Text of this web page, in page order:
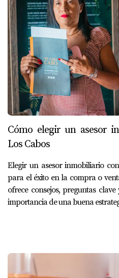
Cómo elegir un asesor
Los Cabos
Elegir un asesor inmobiliario
para el éxito en la compra o
ofrece consejos, preguntas
importancia de una buena